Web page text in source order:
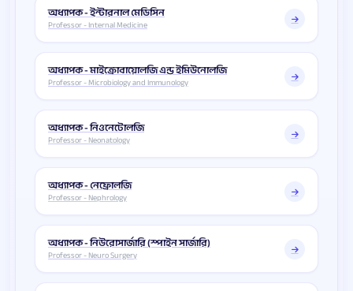
অধ্যাপক - ইন্টারনাল মেডিসিন
Professor - Internal Medicine
অধ্যাপক - মাইক্রোবায়োলজি এন্ড ইমিউনোলজি
Professor - Microbiology and Immunology
অধ্যাপক - নিওনেটোলজি
Professor - Neonatology
অধ্যাপক - নেফ্রোলজি
Professor - Nephrology
অধ্যাপক - নিউরোসার্জারি (স্পাইন সার্জারি)
Professor - Neuro Surgery